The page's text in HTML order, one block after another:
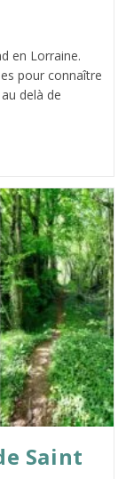
en Lorraine.
pour connaître
delà de
Saint